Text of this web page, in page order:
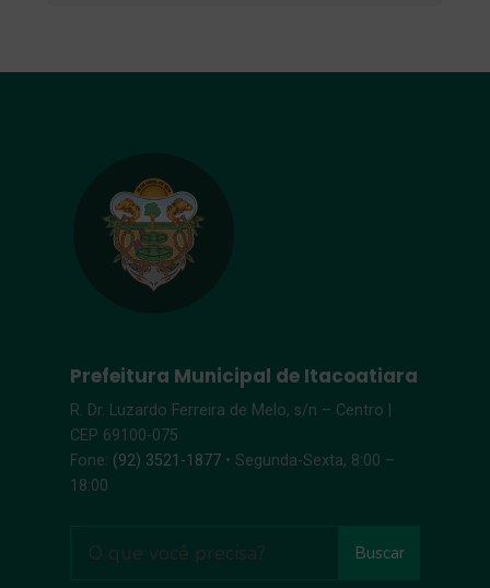
Prefeitura Municipal de Itacoatiara
R. Dr. Luzardo Ferreira de Melo, s/n – Centro |
CEP 69100-075
Fone: (92) 3521-1877 • Segunda-Sexta, 8:00 –
18:00
Buscar